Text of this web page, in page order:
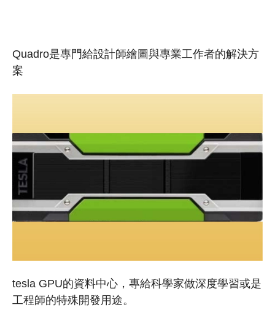
Quadro是專門給設計師繪圖與專業工作者的解決方
案
tesla GPU的資料中心，專給科學家做深度學習或是
工程師的特殊開發用途。